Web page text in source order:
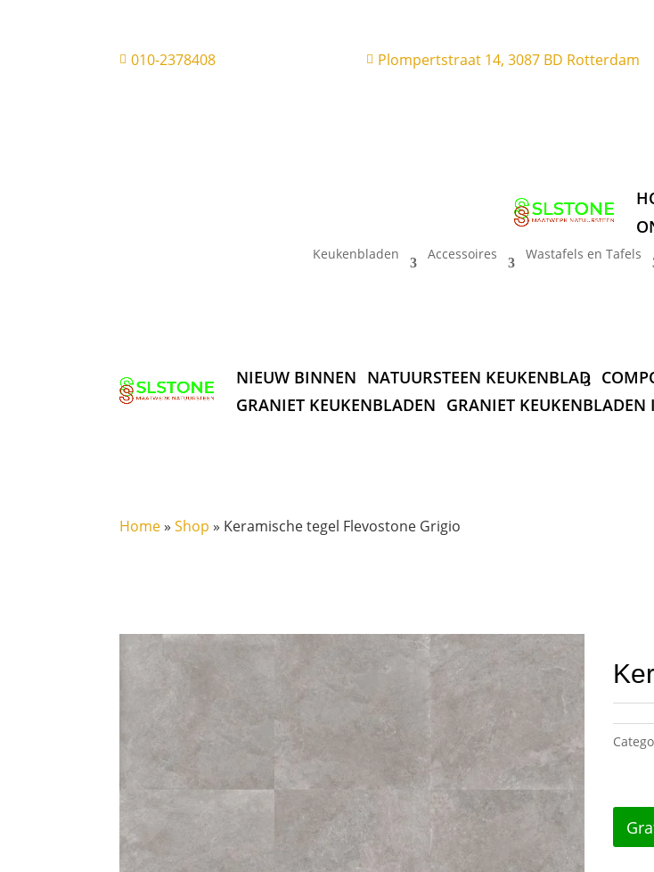
 010-2378408  Plompertstraat 14, 3087 BD Rotterdam
Keukenbladen Accessoires Wastafels en Tafels
NIEUW BINNEN NATUURSTEEN KEUKENBLAD
GRANIET KEUKENBLADEN GRANIET KEUKENBLADEN
Home»Shop » Keramische tegel Flevostone Grigio